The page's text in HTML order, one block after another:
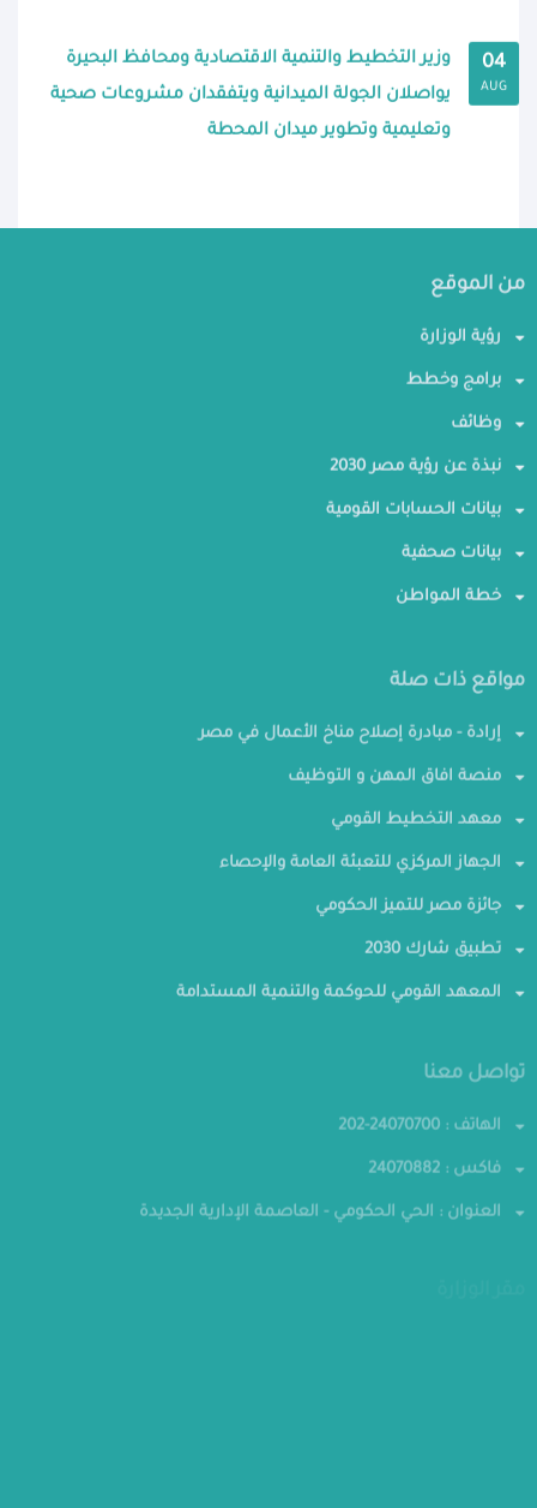
04
AUG
وزير التخطيط والتنمية الاقتصادية ومحافظ البحيرة
يواصلان الجولة الميدانية ويتفقدان مشروعات صحية
وتعليمية وتطوير ميدان المحطة
من الموقع
رؤية الوزارة
برامج وخطط
وظائف
نبذة عن رؤية مصر 2030
بيانات الحسابات القومية
بيانات صحفية
خطة المواطن
مواقع ذات صلة
إرادة - مبادرة إصلاح مناخ الأعمال في مصر
منصة افاق المهن و التوظيف
معهد التخطيط القومي
الجهاز المركزي للتعبئة العامة والإحصاء
جائزة مصر للتميز الحكومي
تطبيق شارك 2030
المعهد القومي للحوكمة والتنمية المستدامة
تواصل معنا
فاكس : 24070882
العنوان : الحي الحكومي - العاصمة الإدارية الجديدة